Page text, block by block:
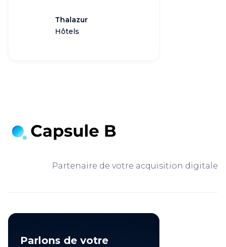
Thalazur
Hôtels
Partenaire de votre acquisition digitale
Parlons de votre